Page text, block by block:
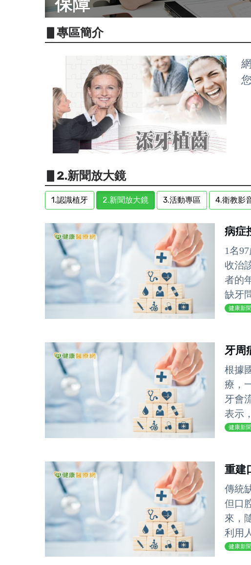
保障
▋專區簡介
▋2.新聞放大鏡
1.認識植牙 2.新聞放大鏡 3.活動專區 4.衛教影
病症
1名
收治
者的
缺牙
健康新聞
牙周
根據
療，
牙會
表示
健康新聞
重建
傳統
但口
來，
利用
健康新聞